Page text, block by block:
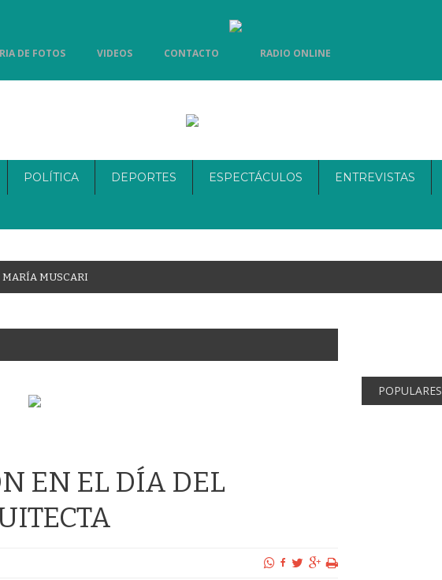
DE FOTOS VIDEOS CONTACTO RADIO ONLINE
POLÍTICA DEPORTES ESPECTÁCULOS ENTREVISTAS
MARÍA MUSCARI
EN EL DÍA DEL
POPULARES